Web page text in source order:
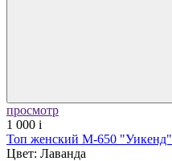
просмотр
1 000 i
Топ женский М-650 "Уикенд"
Цвет: Лаванда